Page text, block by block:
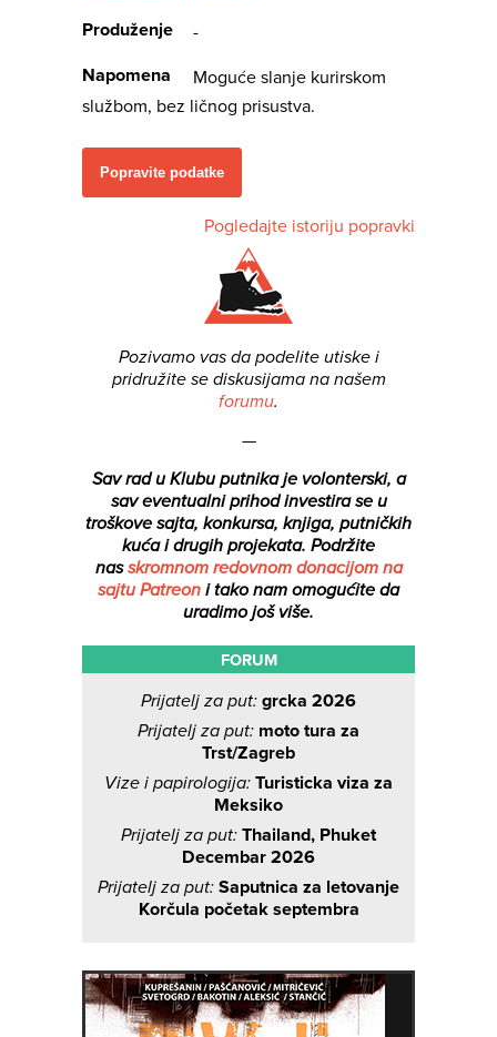
Produženje
-
Napomena
Moguće slanje kurirskom
službom, bez ličnog prisustva.
Popravite podatke
Pogledajte istoriju popravki
Pozivamo vas da podelite utiske i
pridružite se diskusijama na našem
forumu.
—
Sav rad u Klubu putnika je volonterski, a
sav eventualni prihod investira se u
troškove sajta, konkursa, knjiga, putničkih
kuća i drugih projekata. Podržite
nasskromnom redovnom donacijom na
sajtu Patreon i tako nam omogućite da
uradimo još više.
FORUM
Prijatelj za put: grcka 2026
Prijatelj za put: moto tura za
Trst/Zagreb
Vize i papirologija: Turisticka viza za
Meksiko
Prijatelj za put: Thailand, Phuket
Decembar 2026
Prijatelj za put: Saputnica za letovanje
Korčula početak septembra